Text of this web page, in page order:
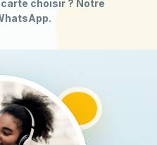
choisir ? Notre